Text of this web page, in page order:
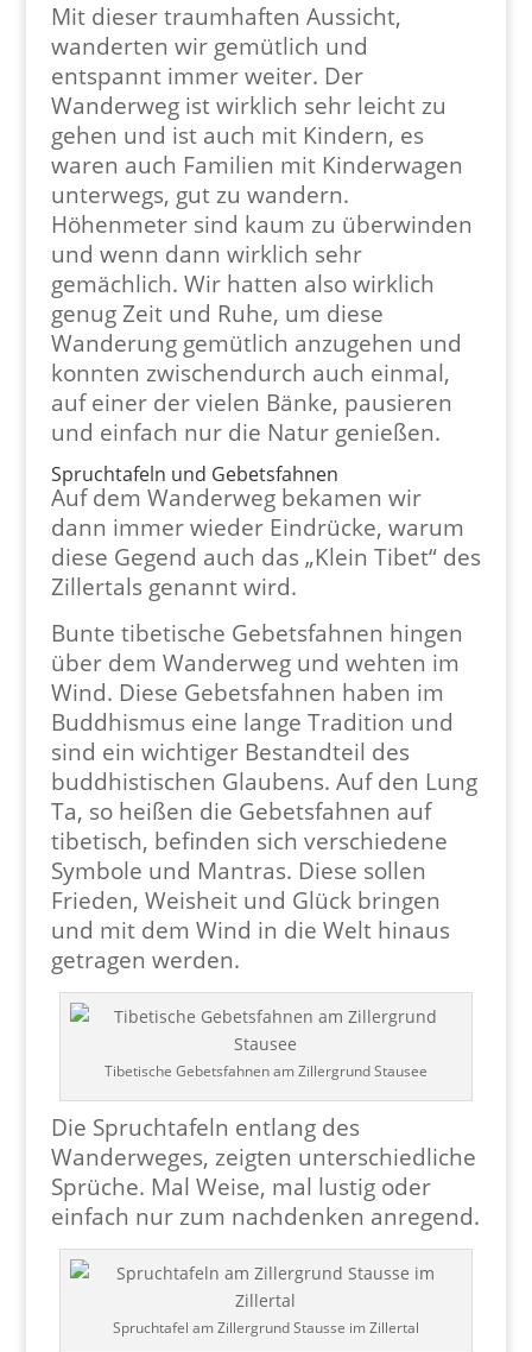
Mit dieser traumhaften Aussicht,
wanderten wir gemütlich und
entspannt immer weiter. Der
Wanderweg ist wirklich sehr leicht zu
gehen und ist auch mit Kindern, es
waren auch Familien mit Kinderwagen
unterwegs, gut zu wandern.
Höhenmeter sind kaum zu überwinden
und wenn dann wirklich sehr
gemächlich. Wir hatten also wirklich
genug Zeit und Ruhe, um diese
Wanderung gemütlich anzugehen und
konnten zwischendurch auch einmal,
auf einer der vielen Bänke, pausieren
und einfach nur die Natur genießen.
Spruchtafeln und Gebetsfahnen
Auf dem Wanderweg bekamen wir
dann immer wieder Eindrücke, warum
diese Gegend auch das „Klein Tibet“ des
Zillertals genannt wird.
Bunte tibetische Gebetsfahnen hingen
über dem Wanderweg und wehten im
Wind. Diese Gebetsfahnen haben im
Buddhismus eine lange Tradition und
sind ein wichtiger Bestandteil des
buddhistischen Glaubens. Auf den Lung
Ta, so heißen die Gebetsfahnen auf
tibetisch, befinden sich verschiedene
Symbole und Mantras. Diese sollen
Frieden, Weisheit und Glück bringen
und mit dem Wind in die Welt hinaus
getragen werden.
Tibetische Gebetsfahnen am Zillergrund Stausee
Die Spruchtafeln entlang des
Wanderweges, zeigten unterschiedliche
Sprüche. Mal Weise, mal lustig oder
einfach nur zum nachdenken anregend.
Spruchtafel am Zillergrund Stausse im Zillertal